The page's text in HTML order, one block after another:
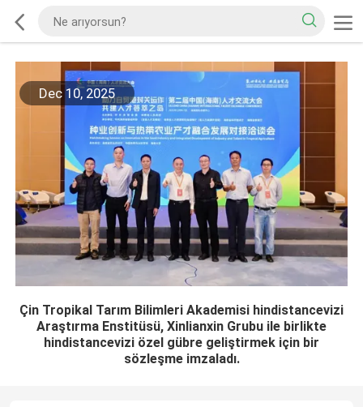
Dec 10, 2025
Çin Tropikal Tarım Bilimleri Akademisi hindistancevizi
Araştırma Enstitüsü, Xinlianxin Grubu ile birlikte
hindistancevizi özel gübre geliştirmek için bir
sözleşme imzaladı.